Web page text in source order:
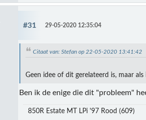
#31 29-05-2020 12:35:04
Citaat van: Stefan op 22-05-2020 13:41:42
Geen idee of dit gerelateerd is, maar
Ben ik de enige die dit "probleem"
850R Estate MT LPi '97 Rood (609)